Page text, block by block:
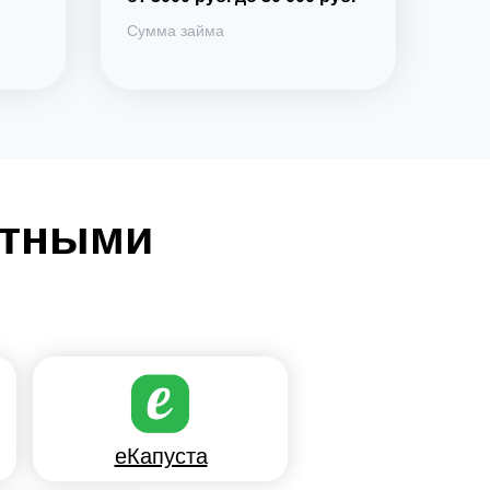
Сумма займа
еКапуста